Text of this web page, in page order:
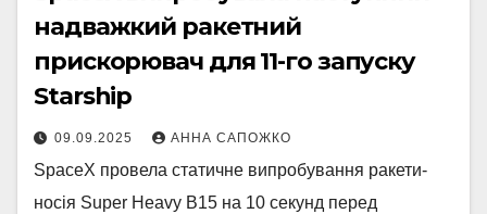
надважкий ракетний
прискорювач для 11-го запуску
Starship
09.09.2025 АННА САПОЖКО
SpaceX провела статичне випробування ракети-
носія Super Heavy B15 на 10 секунд перед